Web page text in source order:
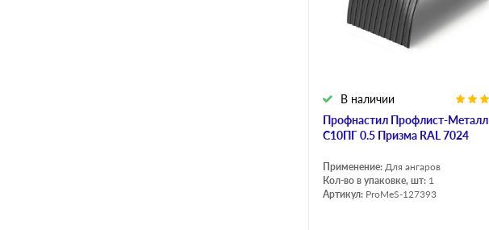
Профнастил Профлист-Металл
C10ПГ 0.5 Призма RAL 7024
В наличии
Применение: Для ангаров
Кол-во в упаковке, шт: 1
Артикул: ProMeS-127393